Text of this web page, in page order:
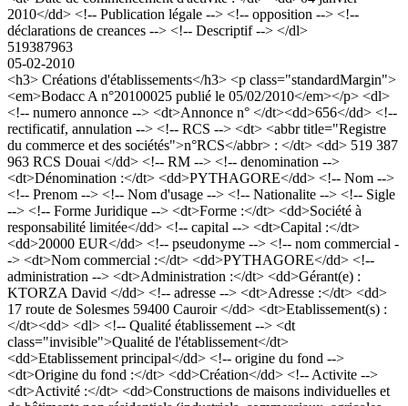
2010</dd> <!-- Publication légale --> <!-- opposition --> <!--
déclarations de creances --> <!-- Descriptif --> </dl>
519387963
05-02-2010
<h3> Créations d'établissements</h3> <p class="standardMargin">
<em>Bodacc A n°20100025 publié le 05/02/2010</em></p> <dl>
<!-- numero annonce --> <dt>Annonce n° </dt><dd>656</dd> <!--
rectificatif, annulation --> <!-- RCS --> <dt> <abbr title="Registre
du commerce et des sociétés">n°RCS</abbr> : </dt> <dd> 519 387
963 RCS Douai </dd> <!-- RM --> <!-- denomination -->
<dt>Dénomination :</dt> <dd>PYTHAGORE</dd> <!-- Nom -->
<!-- Prenom --> <!-- Nom d'usage --> <!-- Nationalite --> <!-- Sigle
--> <!-- Forme Juridique --> <dt>Forme :</dt> <dd>Société à
responsabilité limitée</dd> <!-- capital --> <dt>Capital :</dt>
<dd>20000 EUR</dd> <!-- pseudonyme --> <!-- nom commercial -
-> <dt>Nom commercial :</dt> <dd>PYTHAGORE</dd> <!--
administration --> <dt>Administration :</dt> <dd>Gérant(e) :
KTORZA David </dd> <!-- adresse --> <dt>Adresse :</dt> <dd>
17 route de Solesmes 59400 Cauroir </dd> <dt>Etablissement(s) :
</dt><dd> <dl> <!-- Qualité établissement --> <dt
class="invisible">Qualité de l'établissement</dt>
<dd>Etablissement principal</dd> <!-- origine du fond -->
<dt>Origine du fond :</dt> <dd>Création</dd> <!-- Activite -->
<dt>Activité :</dt> <dd>Constructions de maisons individuelles et